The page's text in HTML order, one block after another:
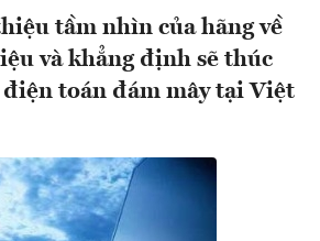
tầm nhìn của hãng về
và khẳng định sẽ thúc
toán đám mây tại Việt